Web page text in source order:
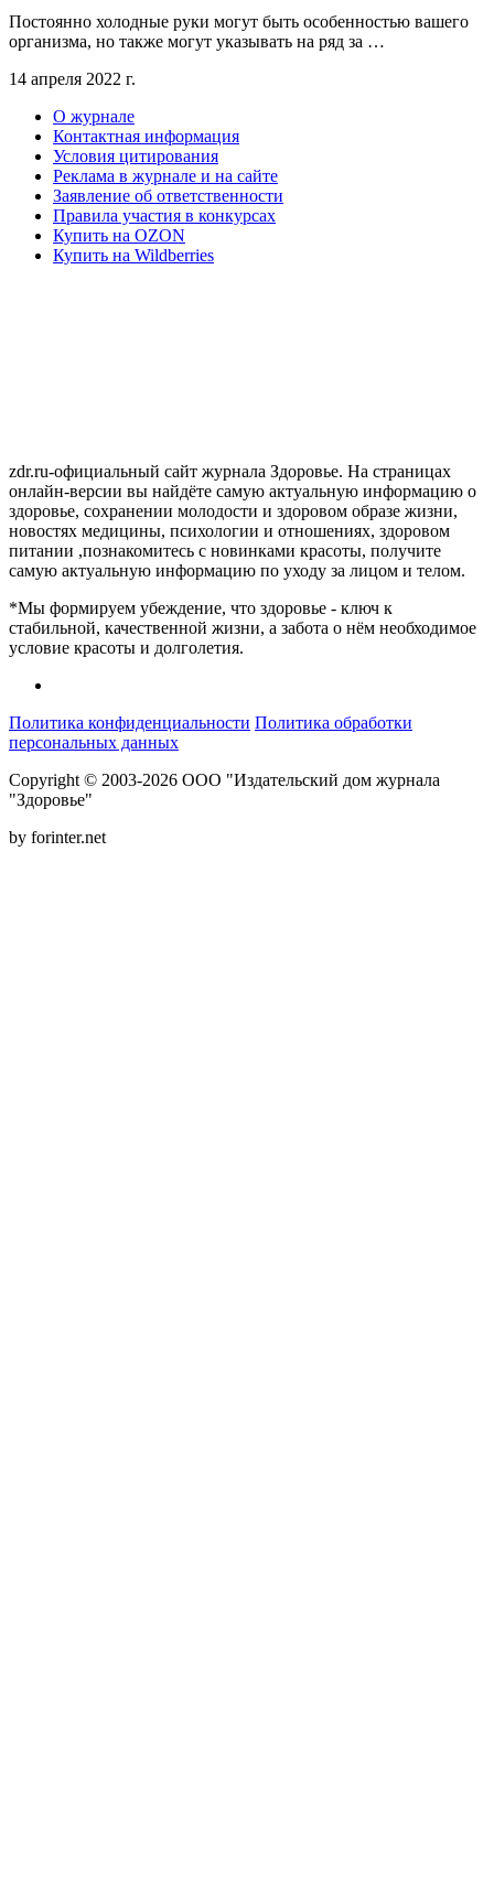
Постоянно холодные руки могут быть особенностью вашего
организма, но также могут указывать на ряд за …
14 апреля 2022 г.
О журнале
Контактная информация
Условия цитирования
Реклама в журнале и на сайте
Заявление об ответственности
Правила участия в конкурсах
Купить на OZON
Купить на Wildberries
zdr.ru-официальный сайт журнала Здоровье. На страницах
онлайн-версии вы найдёте самую актуальную информацию о
здоровье, сохранении молодости и здоровом образе жизни,
новостях медицины, психологии и отношениях, здоровом
питании ,познакомитесь с новинками красоты, получите
самую актуальную информацию по уходу за лицом и телом.
*Мы формируем убеждение, что здоровье - ключ к
стабильной, качественной жизни, а забота о нём необходимое
условие красоты и долголетия.
Политика конфиденциальности Политика обработки
персональных данных
Copyright © 2003-2026 ООО "Издательский дом журнала
"Здоровье"
by forinter.net